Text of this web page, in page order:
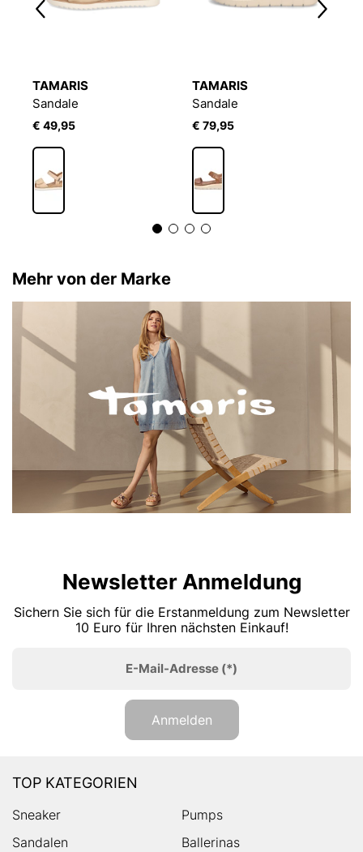
TAMARIS
Sandale
€ 49,95
TAMARIS
Sandale
€ 79,95
Mehr von der Marke
Newsletter Anmeldung
Sichern Sie sich für die Erstanmeldung zum Newsletter
10 Euro für Ihren nächsten Einkauf!
E-Mail-Adresse (*)
Anmelden
TOP KATEGORIEN
Sneaker
Pumps
Sandalen
Ballerinas